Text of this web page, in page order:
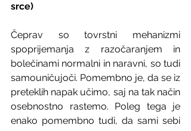
srce)
Čeprav so tovrstni mehanizmi
spoprijemanja z razočaranjem in
bolečinami normalni in naravni, so tudi
samouničujoči. Pomembno je, da se iz
preteklih napak učimo, saj na tak način
osebnostno rastemo. Poleg tega je
enako pomembno tudi, da sami sebi